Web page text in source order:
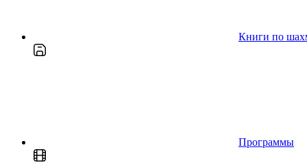
Книги по
Программы